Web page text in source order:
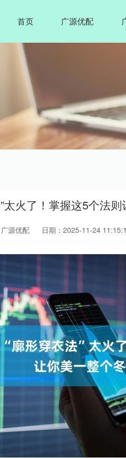
首页 广源优配
太火了！掌握这5个法
源优配 日期：2025-11-24